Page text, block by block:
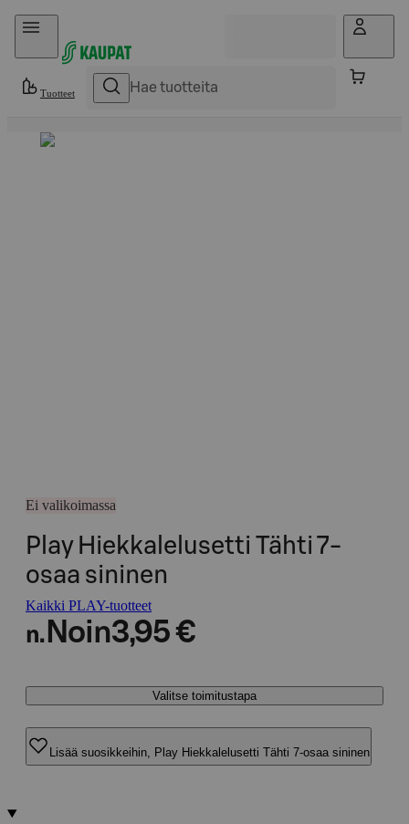
Hyppää sisältöön
Tuotteet
Ei valikoimassa
Play Hiekkalelusetti Tähti 7-
osaa sininen
Kaikki PLAY-tuotteet
n. Noin3,95 €
Valitse toimitustapa
Lisää suosikkeihin, Play Hiekkalelusetti Tähti 7-osaa sininen